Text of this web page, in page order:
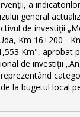
a
general
de investiţii
Km 16+200 -
Km", aprobat
de investiții
la bugetul local